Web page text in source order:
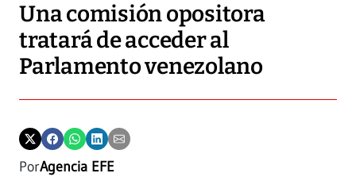
Una comisión opositora
tratará de acceder al
Parlamento venezolano
PorAgencia EFE